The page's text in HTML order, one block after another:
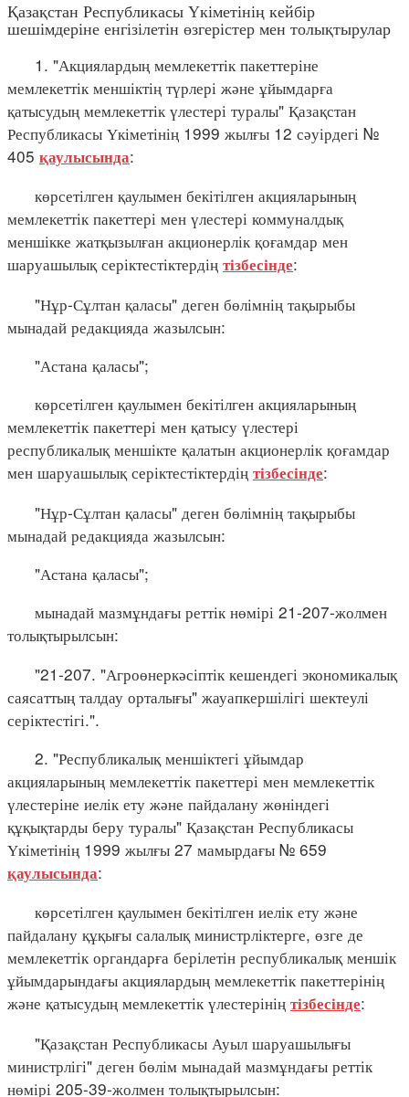
Қазақстан Республикасы Үкіметінің кейбір
шешімдеріне енгізілетін өзгерістер мен толықтырулар
1. "Акциялардың мемлекеттік пакеттеріне
мемлекеттік меншіктің түрлері және ұйымдарға
қатысудың мемлекеттік үлестері туралы" Қазақстан
Республикасы Үкіметінің 1999 жылғы 12 сәуірдегі №
405 қаулысында:
көрсетілген қаулымен бекітілген акцияларының
мемлекеттік пакеттері мен үлестері коммуналдық
меншікке жатқызылған акционерлік қоғамдар мен
шаруашылық серіктестіктердің тізбесінде:
"Нұр-Сұлтан қаласы" деген бөлімнің тақырыбы
мынадай редакцияда жазылсын:
"Астана қаласы";
көрсетілген қаулымен бекітілген акцияларының
мемлекеттік пакеттері мен қатысу үлестері
республикалық меншікте қалатын акционерлік қоғамдар
мен шаруашылық серіктестіктердің тізбесінде:
"Нұр-Сұлтан қаласы" деген бөлімнің тақырыбы
мынадай редакцияда жазылсын:
"Астана қаласы";
мынадай мазмұндағы реттік нөмірі 21-207-жолмен
толықтырылсын:
"21-207. "Агроөнеркәсіптік кешендегі экономикалық
саясаттың талдау орталығы" жауапкершілігі шектеулі
серіктестігі.".
2. "Республикалық меншіктегі ұйымдар
акцияларының мемлекеттік пакеттері мен мемлекеттік
үлестеріне иелік ету және пайдалану жөніндегі
құқықтарды беру туралы" Қазақстан Республикасы
Үкіметінің 1999 жылғы 27 мамырдағы № 659
қаулысында:
көрсетілген қаулымен бекітілген иелік ету және
пайдалану құқығы салалық министрліктерге, өзге де
мемлекеттік органдарға берілетін республикалық меншік
ұйымдарындағы акциялардың мемлекеттік пакеттерінің
және қатысудың мемлекеттік үлестерінің тізбесінде:
"Қазақстан Республикасы Ауыл шаруашылығы
министрлігі" деген бөлім мынадай мазмұндағы реттік
нөмірі 205-39-жолмен толықтырылсын: